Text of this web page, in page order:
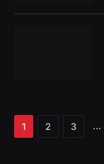
1 2 3 …